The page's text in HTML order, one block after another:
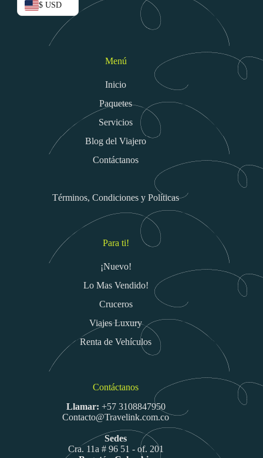
$ USD
Menú
Inicio
Paquetes
Servicios
Blog del Viajero
Contáctanos
Términos, Condiciones y Políticas
Para ti!
¡Nuevo!
Lo Mas Vendido!
Cruceros
Viajes Luxury
Renta de Vehículos
Contáctanos
Llamar: +57 3108847950
Contacto@Travelink.com.co
Sedes
Cra. 11a # 96 51 - of. 201